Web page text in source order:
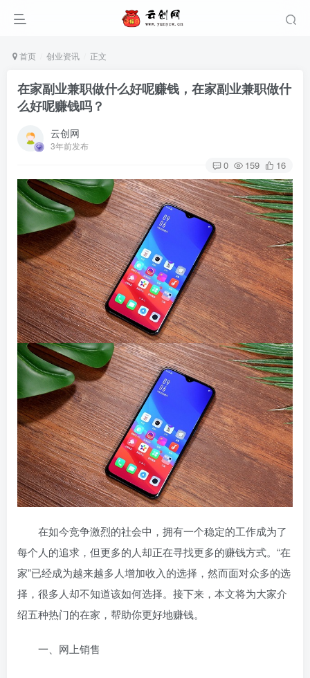
首页 创业资讯 正文
在家副业兼职做什么好呢赚钱，在家副业兼职做什
么好呢赚钱吗？
云创网
3年前发布
0 159 16
在如今竞争激烈的社会中，拥有一个稳定的工作成为了
每个人的追求，但更多的人却正在寻找更多的赚钱方式。“在
家”已经成为越来越多人增加收入的选择，然而面对众多的选
择，很多人却不知道该如何选择。接下来，本文将为大家介
绍五种热门的在家 ，帮助你更好地赚钱。
一、网上销售